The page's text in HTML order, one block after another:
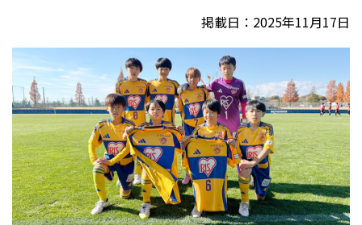
掲載日：2025年11月17日